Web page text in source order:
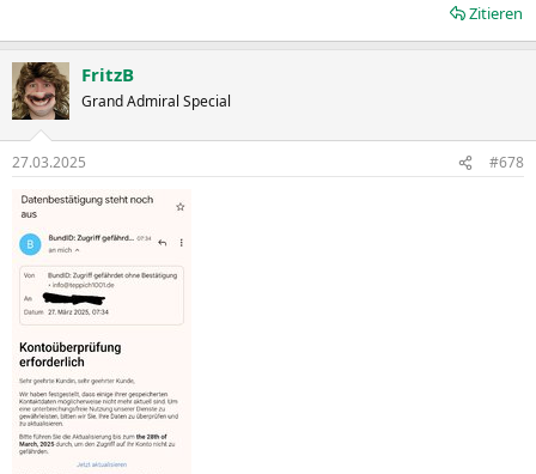
Zitieren
FritzB
Grand Admiral Special
27.03.2025 #678